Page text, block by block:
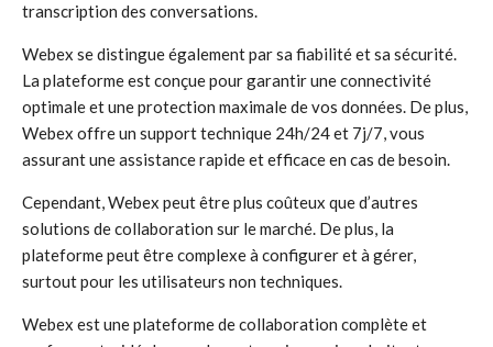
transcription des conversations.
Webex se distingue également par sa fiabilité et sa sécurité.
La plateforme est conçue pour garantir une connectivité
optimale et une protection maximale de vos données. De plus,
Webex offre un support technique 24h/24 et 7j/7, vous
assurant une assistance rapide et efficace en cas de besoin.
Cependant, Webex peut être plus coûteux que d’autres
solutions de collaboration sur le marché. De plus, la
plateforme peut être complexe à configurer et à gérer,
surtout pour les utilisateurs non techniques.
Webex est une plateforme de collaboration complète et